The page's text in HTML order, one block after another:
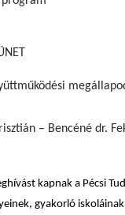
– Bencéné dr.
kapnak a Pécsi
gyakorló